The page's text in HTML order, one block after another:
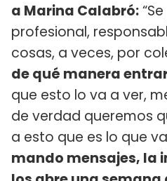
a Marina Calabró:
profesional,
cosas, a veces, por
de qué manera
que esto lo va a ver,
de verdad queremos
a esto que es lo que
mando mensajes, la